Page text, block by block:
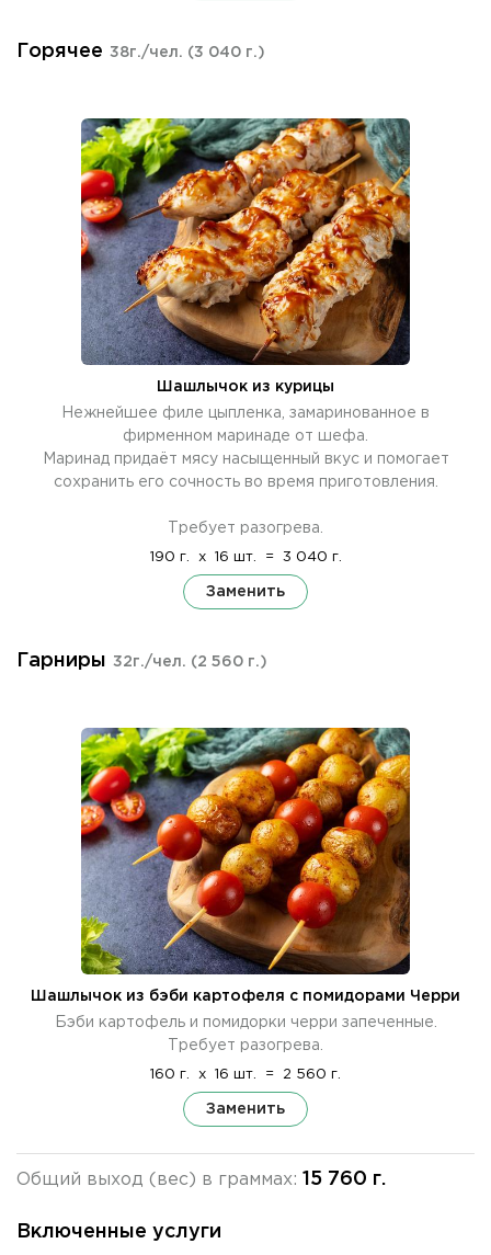
Горячее 38г./чел. (3 040 г.)
Шашлычок из курицы
Нежнейшее филе цыпленка, замаринованное в
фирменном маринаде от шефа.
Маринад придаёт мясу насыщенный вкус и помогает
сохранить его сочность во время приготовления.
Требует разогрева.
190 г. x 16 шт. = 3 040 г.
Заменить
Гарниры 32г./чел. (2 560 г.)
Шашлычок из бэби картофеля с помидорами Черри
Бэби картофель и помидорки черри запеченные.
Требует разогрева.
160 г. x 16 шт. = 2 560 г.
Заменить
Общий выход (вес) в граммах: 15 760 г.
Включенные услуги